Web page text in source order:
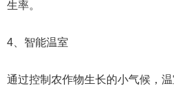
生率。
4、智能温室
通过控制农作物生长的小气候，